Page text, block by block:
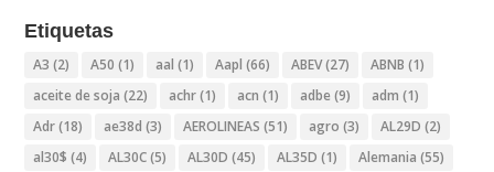
Etiquetas
A3 (2) A50 (1) aal (1) Aapl (66) ABEV(27) ABNB (1)
aceite de soja (22) achr(1) acn (1) adbe (9) adm (1)
Adr(18) ae38d (3) AEROLINEAS (51) agro (3) AL29D (2)
al30$ (4) AL30C(5) AL30D (45) AL35D (1) Alemania (55)